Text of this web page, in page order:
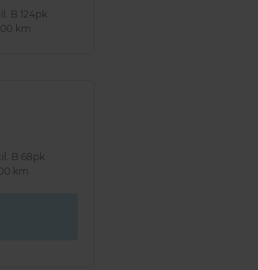
B 124pk
km
B 68pk
km